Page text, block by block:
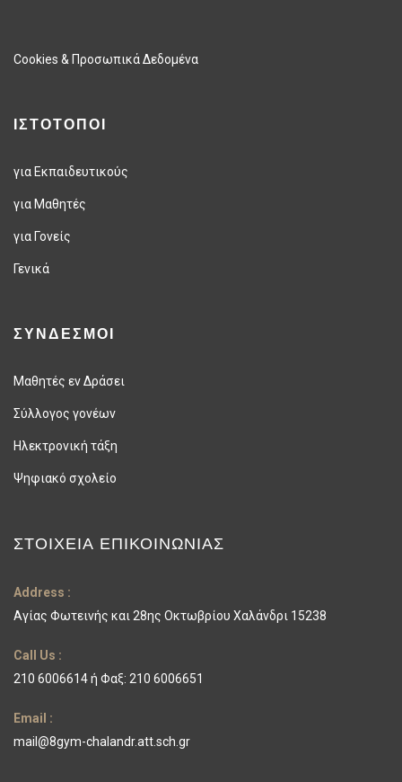
Cookies & Προσωπικά Δεδομένα
ΙΣΤΟΤΟΠΟΙ
για Εκπαιδευτικούς
για Μαθητές
για Γονείς
Γενικά
ΣΥΝΔΕΣΜΟΙ
Μαθητές εν Δράσει
Σύλλογος γονέων
Ηλεκτρονική τάξη
Ψηφιακό σχολείο
ΣΤΟΙΧΕΊΑ ΕΠΙΚΟΙΝΩΝΊΑΣ
Address :
Αγίας Φωτεινής και 28ης Οκτωβρίου Χαλάνδρι 15238
Call Us :
210 6006614 ή Φαξ: 210 6006651
Email :
mail@8gym-chalandr.att.sch.gr